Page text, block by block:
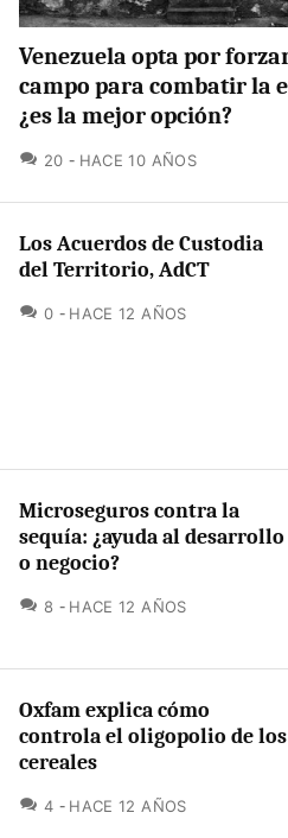
Venezuela opta por
campo para combatir la
¿es la mejor opción?
20 COMENTARIOS
HACE 10 AÑOS
Los Acuerdos de Custodia
del Territorio, AdCT
0 COMENTARIOS
HACE 12 AÑOS
Microseguros contra la
sequía: ¿ayuda al desarrollo
o negocio?
8 COMENTARIOS
HACE 12 AÑOS
Oxfam explica cómo
controla el oligopolio de los
cereales
4 COMENTARIOS
HACE 12 AÑOS